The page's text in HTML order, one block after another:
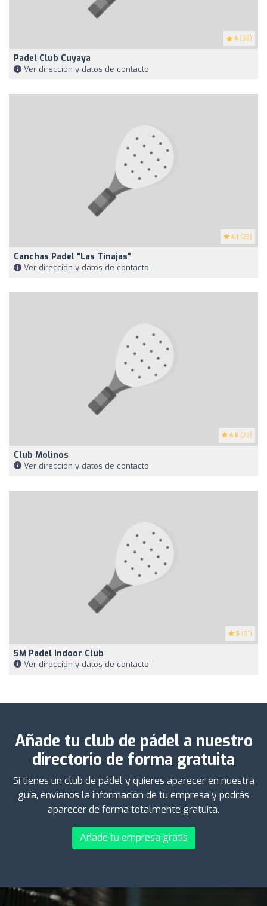
4 (39)
Padel Club Cuyaya
Ver dirección y datos de contacto
4.1 (23)
Canchas Padel "Las Tinajas"
Ver dirección y datos de contacto
4.5 (22)
Club Molinos
Ver dirección y datos de contacto
5 (31)
5M Padel Indoor Club
Ver dirección y datos de contacto
Añade tu club de pádel a nuestro
directorio de forma gratuita
Si tienes un club de pádel y quieres aparecer en nuestra
guía, envíanos la información de tu empresa y podrás
aparecer de forma totalmente gratuita.
Añade tu empresa gratis